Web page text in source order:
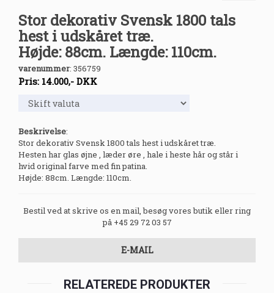
Stor dekorativ Svensk 1800 tals
hest i udskåret træ.
Højde: 88cm. Længde: 110cm.
varenummer: 356759
Pris: 14.000,- DKK
Beskrivelse:
Stor dekorativ Svensk 1800 tals hest i udskåret træ.
Hesten har glas øjne , læder øre , hale i heste hår og står i
hvid original farve med fin patina.
Højde: 88cm. Længde: 110cm.
Bestil ved at skrive os en mail, besøg vores butik eller ring
på +45 29 72 03 57
E-MAIL
RELATEREDE PRODUKTER